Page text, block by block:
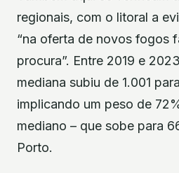
regionais, com o litoral a
“na oferta de novos fogos
procura”. Entre 2019 e
mediana subiu de 1.001
implicando um peso de
mediano – que sobe para
Porto.